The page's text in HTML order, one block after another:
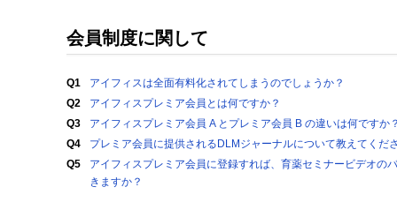
会員制度に関して
Q1
アイフィスは全面有料化されてしまうのでしょうか？
Q2
アイフィスプレミア会員とは何ですか？
Q3
アイフィスプレミア会員 A とプレミア会員 B の違いは何ですか
Q4
プレミア会員に提供されるDLMジャーナルについて教えてくだ
Q5
アイフィスプレミア会員に登録すれば、育薬セミナービデオの
きますか？